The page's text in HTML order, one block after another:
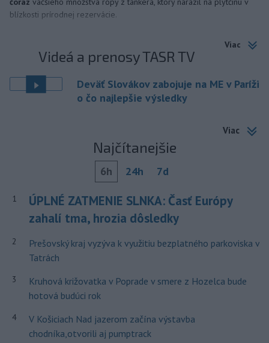
blízkosti prírodnej rezervácie.
Viac
Videá a prenosy TASR TV
Deväť Slovákov zabojuje na ME v Paríži
o čo najlepšie výsledky
Viac
Najčítanejšie
6h 24h 7d
1
ÚPLNÉ ZATMENIE SLNKA: Časť Európy
zahalí tma, hrozia dôsledky
2
Prešovský kraj vyzýva k využitiu bezplatného parkoviska v
Tatrách
3
Kruhová križovatka v Poprade v smere z Hozelca bude
hotová budúci rok
4
V Košiciach Nad jazerom začína výstavba
chodníka,otvorili aj pumptrack